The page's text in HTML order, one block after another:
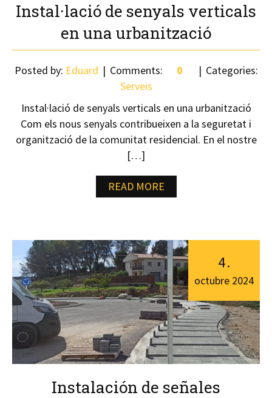
Instal·lació de senyals verticals
en una urbanització
Posted by: Eduard Comments: 0
Categories:
Serveis
Instal·lació de senyals verticals en una urbanització
Com els nous senyals contribueixen a la seguretat i
organització de la comunitat residencial. En el nostre
[…]
READ MORE
Instalación de señales
4.
octubre 2024